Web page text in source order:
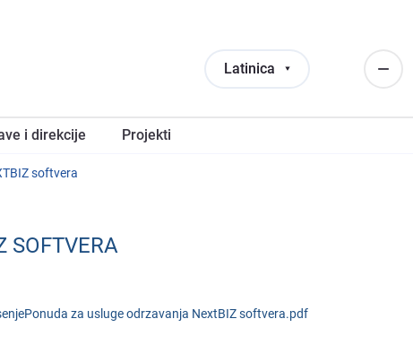
Latinica
i direkcije Projеkti
softvеra
SOFTVЕRA
za usluge odrzavanja NextBIZ softvera.pdf